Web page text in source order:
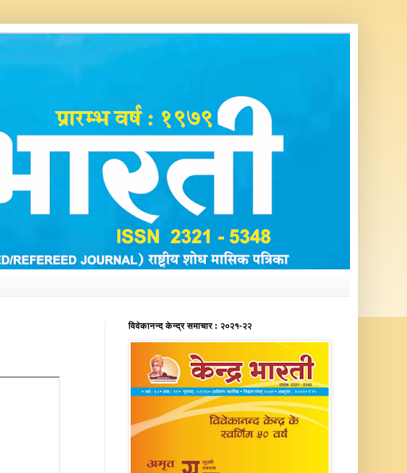
विवेकानन्द केन्द्र समाचार : २०२१-२२